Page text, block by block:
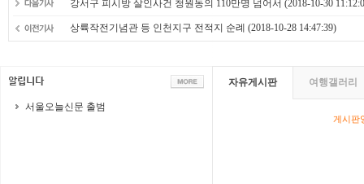
강서구 피시방 살인사건 청원동의 110만명 넘어서 (2018-10-30
상륙작전기념관 등 인천지구 전적지 순례 (2018-10-28 14:47:39)
서울오늘신문 출범
자유게시판 여행갤러리
게시판